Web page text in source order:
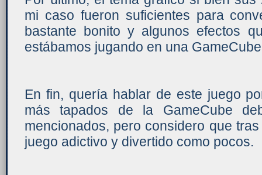
mi caso fueron suficientes para
bastante bonito y algunos efectos
estábamos jugando en una
En fin, quería hablar de este juego
más tapados de la GameCube
mencionados, pero considero que
juego adictivo y divertido como pocos.